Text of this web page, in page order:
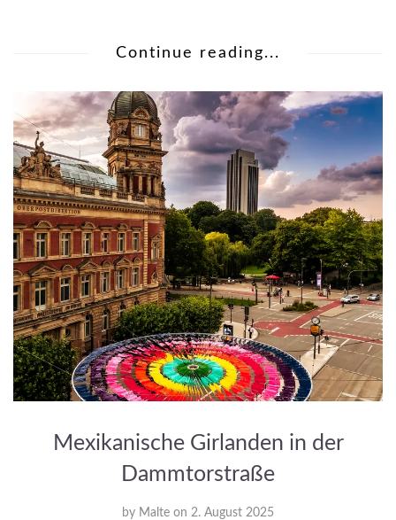
Continue reading...
Mexikanische Girlanden in der
Dammtorstraße
by Malte on 2. August 2025